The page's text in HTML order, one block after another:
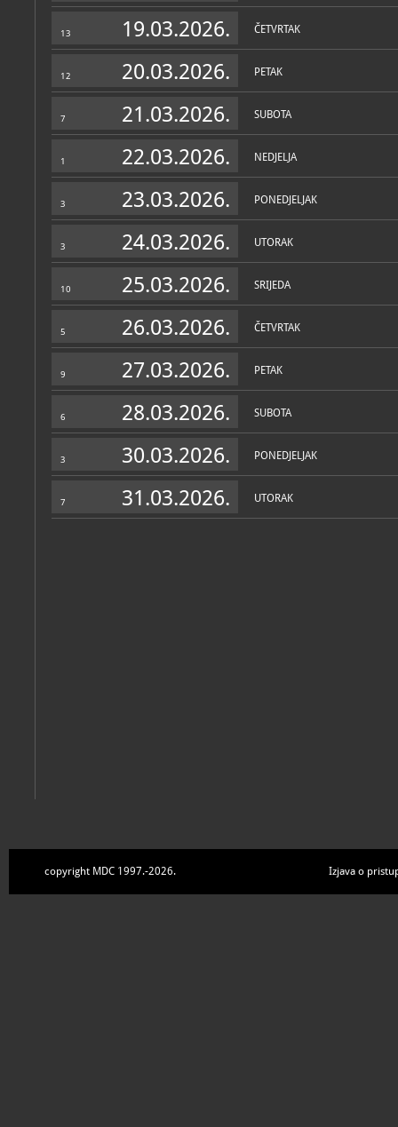
13 19.03.2026. ČETVRTAK
12 20.03.2026. PETAK
7 21.03.2026. SUBOTA
1 22.03.2026. NEDJELJA
3 23.03.2026. PONEDJELJAK
3 24.03.2026. UTORAK
10 25.03.2026. SRIJEDA
5 26.03.2026. ČETVRTAK
9 27.03.2026. PETAK
6 28.03.2026. SUBOTA
3 30.03.2026. PONEDJELJAK
7 31.03.2026. UTORAK
copyright MDC 1997.-2026. Izjava o